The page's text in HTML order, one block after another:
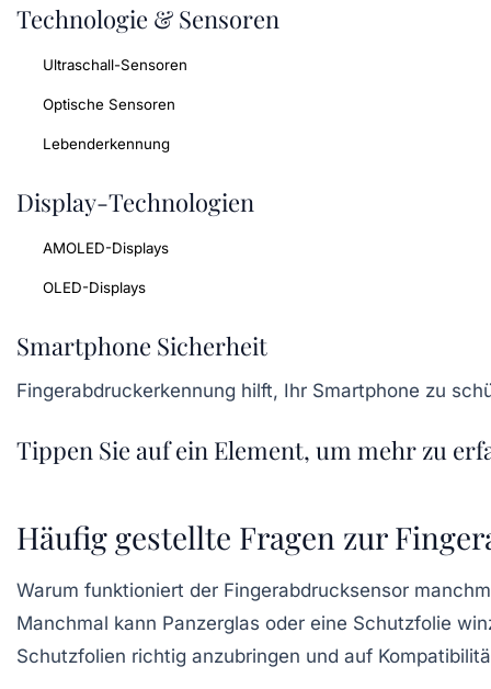
Technologie & Sensoren
Ultraschall-Sensoren
Optische Sensoren
Lebenderkennung
Display-Technologien
AMOLED-Displays
OLED-Displays
Smartphone Sicherheit
Fingerabdruckerkennung hilft, Ihr Smartphone zu
Tippen Sie auf ein Element, um mehr zu
Häufig gestellte Fragen zur
Warum funktioniert der Fingerabdrucksensor
Manchmal kann Panzerglas oder eine Schutzfolie
Schutzfolien richtig anzubringen und auf